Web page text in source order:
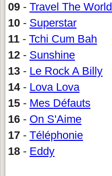
09 - Travel The World
10 - Superstar
11 - Tchi Cum Bah
12 - Sunshine
13 - Le Rock A Billy
14- Lova Lova
15 - Mes Défauts
16 - On S'Aime
17 - Téléphonie
18 - Eddy